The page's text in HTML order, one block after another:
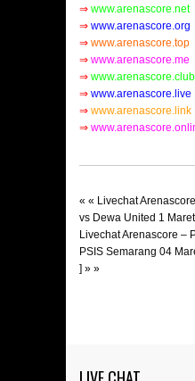
⇒ www.arenascore.net
⇒ www.arenascore.org
⇒ www.arenascore.top
⇒ www.arenascore.me
⇒ www.arenascore.club
⇒ www.arenascore.live
⇒ www.arenascore.link
⇒
« « Livechat
vs Dewa United 1
Livechat Arenascore –
PSIS Semarang 04
] » »